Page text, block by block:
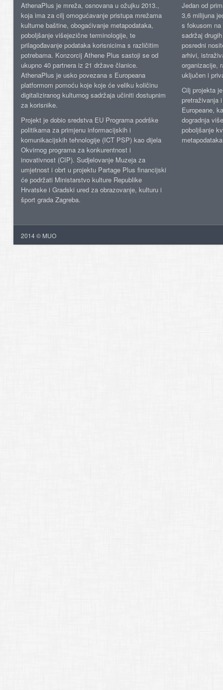
AthenaPlus je mreža, osnovana u ožujku 2013.,
koja ima za cilj omogućavanje pristupa mrežama
kulturne baštine, obogaćivanje metapodataka,
poboljšanje višejezične terminologije, te
prilagođavanje podataka korisnicima s različitim
potrebama. Konzorcij Athene Plus sastoji se od
ukupno 40 partnera iz 21 države članice.
AthenaPlus je usko povezana s Europeana
platformom pomoću koje koje će veliku količinu
digitaliziranog kulturnog sadržaja učiniti dostupnim
za korisnike.
Projekt je dobio sredstva EU Programa podrške
politikama za primjenu informacijskih i
komunikacijskih tehnologije (ICT PSP) kao dijela
Okvirnog programa za konkurentnost i
inovativnost (CIP). Sudjelovanje Muzeja za
umjetnost i obrt u projektu Partage Plus financijski
će podržati Ministarstvo kulture Republike
Hrvatske i Gradski ured za obrazovanje, kulturu i
šport grada Zagreba.
Jedan od
3,6 milijuna
s fokusom
sadržaj
posredni
arhivi,
organizacije,
uključen i
Cilj projekta
pretraživanja
Europeane,
dogradnja
poboljšanje
2014 © MUO